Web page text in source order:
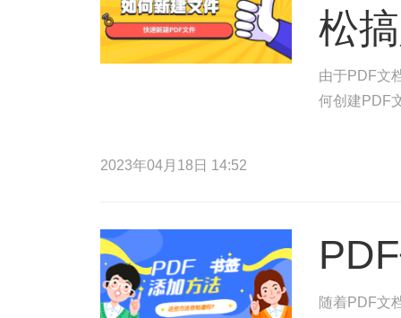
松
由于PDF文
何创建PDF
2023年04月18日 14:52
随着PDF文